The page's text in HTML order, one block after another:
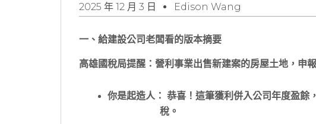
2025 年 12 月 3 日 Edison Wang
一、給建設公司老闆看的版本摘要
高雄國稅局提醒：營利事業出售新建案的房屋土地，申
你是起造人： 恭喜！這筆獲利併入公司年度盈餘
稅。